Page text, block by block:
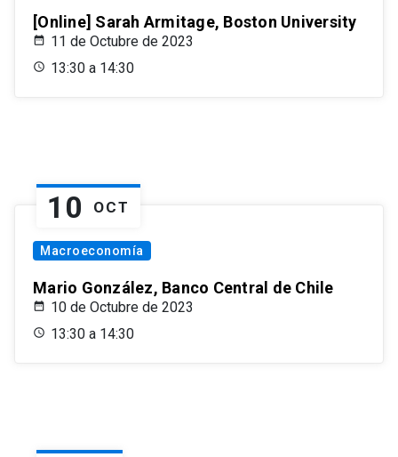
[Online] Sarah Armitage, Boston University
11 de Octubre de 2023
13:30 a 14:30
10 OCT
Macroeconomía
Mario González, Banco Central de Chile
10 de Octubre de 2023
13:30 a 14:30